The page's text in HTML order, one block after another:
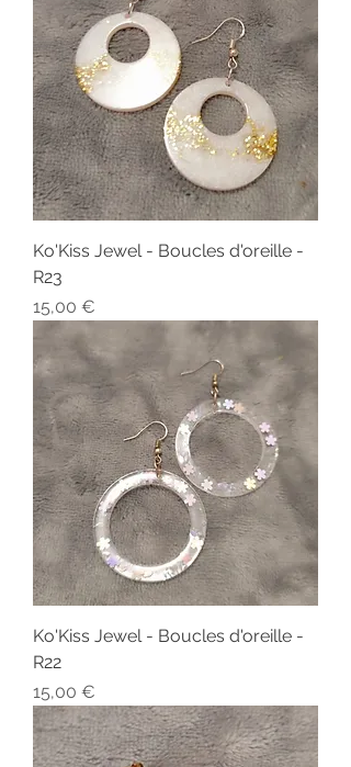
Ko'Kiss Jewel - Boucles d'oreille -
R23
Prix
15,00 €
Ko'Kiss Jewel - Boucles d'oreille -
R22
Prix
15,00 €